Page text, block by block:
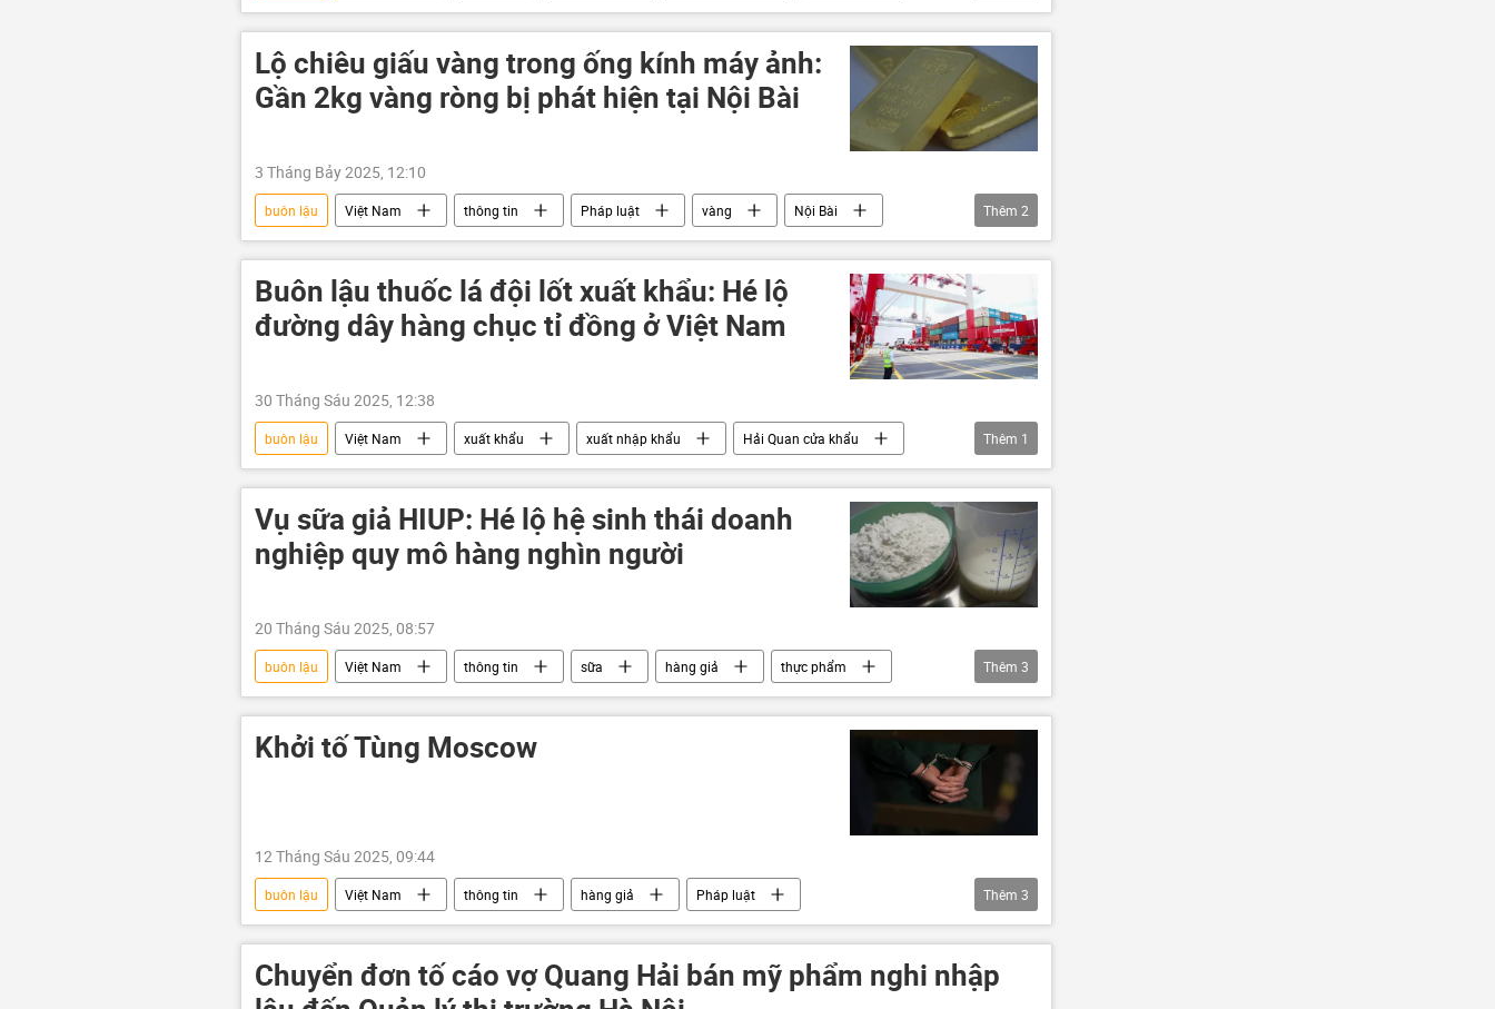
công an
Bộ Công an Việt Nam
Lộ chiêu giấu vàng trong ống kính máy ảnh:
Gần 2kg vàng ròng bị phát hiện tại Nội Bài
3 Tháng Bảy 2025, 12:10
buôn lậu Việt Nam thông tin Pháp luật vàng
Nội Bài
Hải Quan cửa khẩu
hành khách
Thêm 2
Buôn lậu thuốc lá đội lốt xuất khẩu: Hé lộ
đường dây hàng chục tỉ đồng ở Việt Nam
30 Tháng Sáu 2025, 12:38
buôn lậu Việt Nam xuất khẩu xuất nhập khẩu
Hải Quan cửa khẩu
Kinh tế
Thêm 1
Vụ sữa giả HIUP: Hé lộ hệ sinh thái doanh
nghiệp quy mô hàng nghìn người
20 Tháng Sáu 2025, 08:57
buôn lậu Việt Nam thông tin sữa hàng giả
thực phẩm
ẩm thực
an toàn thực phẩm buôn bán
Thêm 3
Khởi tố Tùng Moscow
12 Tháng Sáu 2025, 09:44
buôn lậu Việt Nam thông tin hàng giả
Pháp luật
Bộ Công an Việt Nam
công an Kinh doanh
Thêm 3
Chuyển đơn tố cáo vợ Quang Hải bán mỹ phẩm nghi nhập